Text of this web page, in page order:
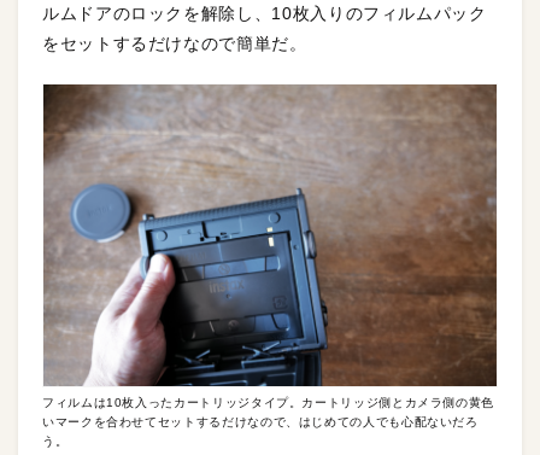
ルムドアのロックを解除し、10枚入りのフィルムパック
をセットするだけなので簡単だ。
フィルムは10枚入ったカートリッジタイプ。カートリッジ側とカメラ側の黄色
いマークを合わせてセットするだけなので、はじめての人でも心配ないだろ
う。